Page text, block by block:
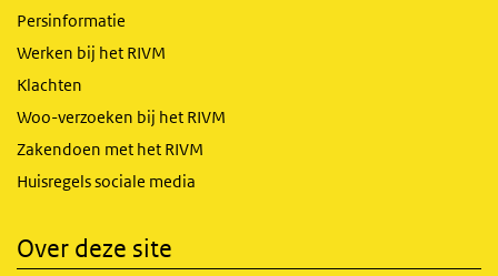
Persinformatie
Werken bij het RIVM
Klachten
Woo-verzoeken bij het RIVM
Zakendoen met het RIVM
Huisregels sociale media
Over deze site